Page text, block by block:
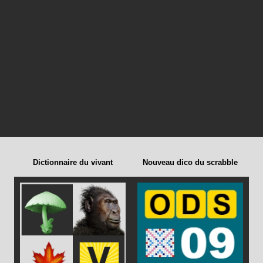
Dictionnaire du vivant Nouveau dico du scrabble